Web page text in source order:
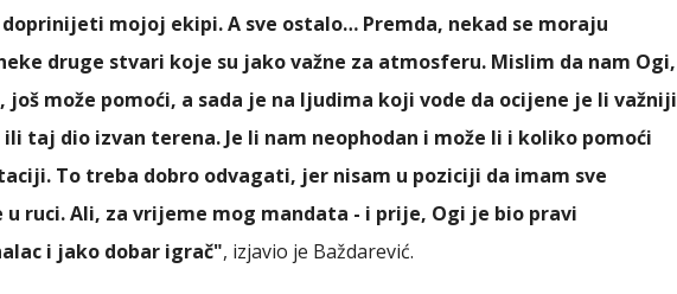
mojoj ekipi. A sve ostalo… Premda, nekad se moraju
druge stvari koje su jako važne za atmosferu. Mislim da nam Ogi,
još može pomoći, a sada je na ljudima koji vode da ocijene je li važniji
taj dio izvan terena. Je li nam neophodan i može li i koliko pomoći
To treba dobro odvagati, jer nisam u poziciji da imam sve
u ruci. Ali, za vrijeme mog mandata - i prije, Ogi je bio pravi
i jako dobar igrač", izjavio je Baždarević.